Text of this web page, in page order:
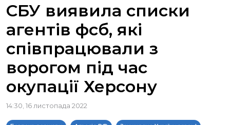
ВІДЕОГАЛЕРЕЯ
КОНТАКТИ ПРЕСЦЕНТРУ
СБУ виявила списки
агентів фсб, які
співпрацювали з
ворогом під час
окупації Херсону
14:30, 16 листопада 2022